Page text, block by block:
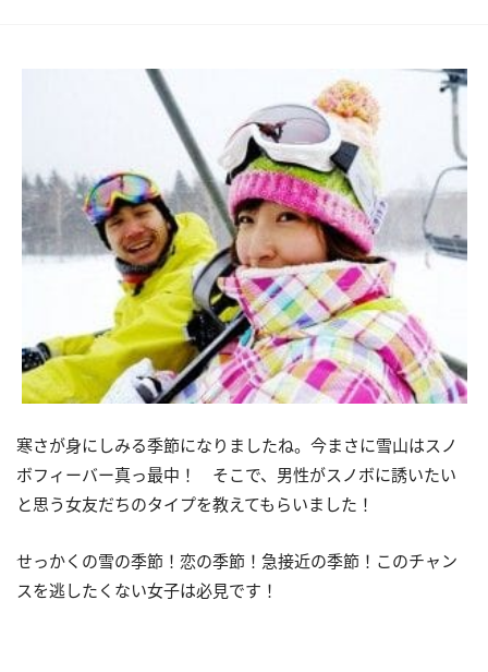
寒さが身にしみる季節になりましたね。今まさに雪山はスノ
ボフィーバー真っ最中！ そこで、男性がスノボに誘いたい
と思う女友だちのタイプを教えてもらいました！
せっかくの雪の季節！恋の季節！急接近の季節！このチャン
スを逃したくない女子は必見です！